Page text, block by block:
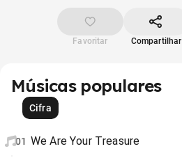
Favoritar Compartilhar
Músicas populares
Cifra
01 We Are Your Treasure